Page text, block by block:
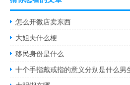
怎么开微店卖东西
大姐夫什么梗
移民身份是什么
十个手指戴戒指的意义分别是什么男